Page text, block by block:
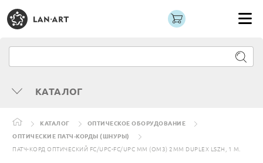
КАТАЛОГ
КАТАЛОГ
ОПТИЧЕСКОЕ ОБОРУДОВАНИЕ
ОПТИЧЕСКИЕ ПАТЧ-КОРДЫ (ШНУРЫ)
ПАТЧ-КОРД ОПТИЧЕСКИЙ FC/UPC-FC/UPC MM (OM3) 2MM DUPLEX LSZH, 1 М.